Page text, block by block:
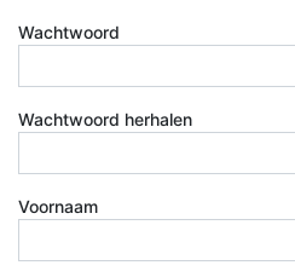
Wachtwoord
Wachtwoord herhalen
Voornaam